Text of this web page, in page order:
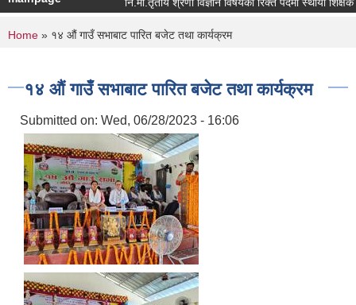
नि.मा.तृतीय श्रेणी विज्ञान विषयको रिक्त पदमा स्थायी शिक्षक
You are here
Home » १४ औं गाउँ सभाबाट पारित बजेट तथा कार्यक्रम
१४ औं गाउँ सभाबाट पारित बजेट तथा कार्यक्रम
Submitted on: Wed, 06/28/2023 - 16:06